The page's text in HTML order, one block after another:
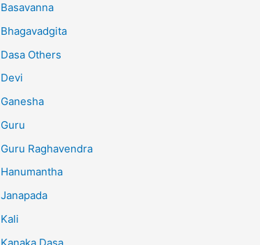
Basavanna
Bhagavadgita
Dasa Others
Devi
Ganesha
Guru
Guru Raghavendra
Hanumantha
Janapada
Kali
Kanaka Dasa